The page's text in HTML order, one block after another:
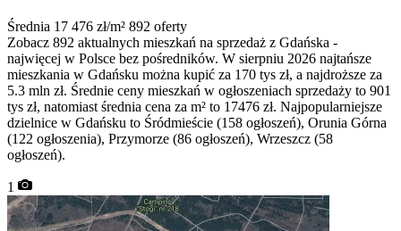
Średnia 17 476 zł/m² 892 oferty
Zobacz 892 aktualnych mieszkań na sprzedaż z Gdańska -
najwięcej w Polsce bez pośredników. W sierpniu 2026 najtańsze
mieszkania w Gdańsku można kupić za 170 tys zł, a najdroższe za
5.3 mln zł. Średnie ceny mieszkań w ogłoszeniach sprzedaży to 901
tys zł, natomiast średnia cena za m² to 17476 zł. Najpopularniejsze
dzielnice w Gdańsku to Śródmieście (158 ogłoszeń), Orunia Górna
(122 ogłoszenia), Przymorze (86 ogłoszeń), Wrzeszcz (58
ogłoszeń).
1